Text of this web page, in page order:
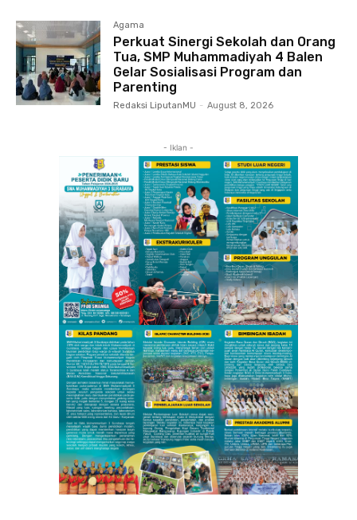
Agama
Perkuat Sinergi Sekolah dan Orang
Tua, SMP Muhammadiyah 4 Balen
Gelar Sosialisasi Program dan
Parenting
Redaksi LiputanMU - August 8, 2026
- Iklan -